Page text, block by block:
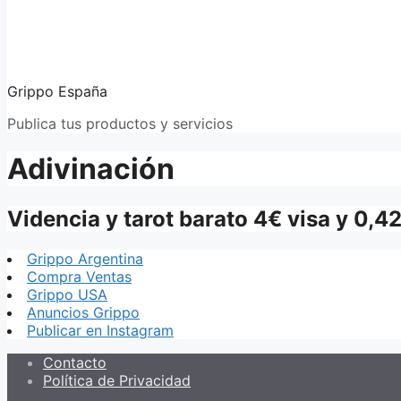
Grippo España
Publica tus productos y servicios
Adivinación
Videncia y tarot barato 4€ visa y
Grippo Argentina
Compra Ventas
Grippo USA
Anuncios Grippo
Publicar en Instagram
Contacto
Política de Privacidad